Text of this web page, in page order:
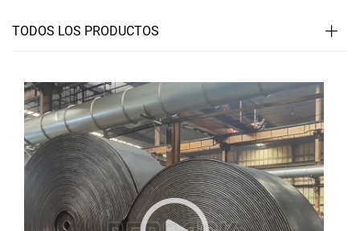
TODOS LOS PRODUCTOS